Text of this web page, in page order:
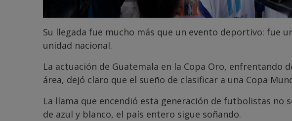
Su llegada fue mucho más que un evento deportivo: fue
unidad nacional.
La actuación de Guatemala en la Copa Oro, enfrentando
área, dejó claro que el sueño de clasificar a una Copa
La llama que encendió esta generación de futbolistas no
de azul y blanco, el país entero sigue soñando.